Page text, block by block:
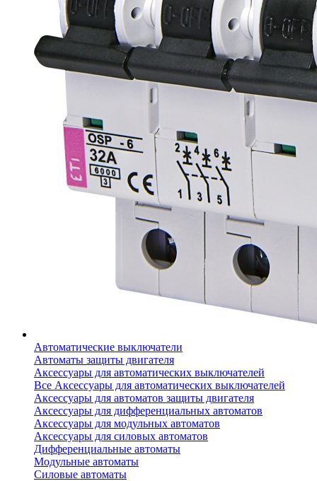
Автоматические выключатели
Автоматы защиты двигателя
Аксессуары для автоматических выключателей
Все Аксессуары для автоматических выключателей
Аксессуары для автоматов защиты двигателя
Аксессуары для дифференциальных автоматов
Аксессуары для модульных автоматов
Аксессуары для силовых автоматов
Дифференциальные автоматы
Модульные автоматы
Силовые автоматы